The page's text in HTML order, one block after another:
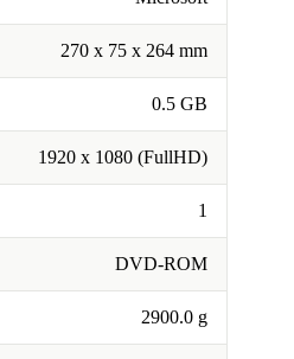
270 x 75 x 264 mm
0.5 GB
1920 x 1080 (FullHD)
1
DVD-ROM
2900.0 g